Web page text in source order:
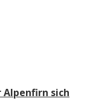
Alpenfirn sich